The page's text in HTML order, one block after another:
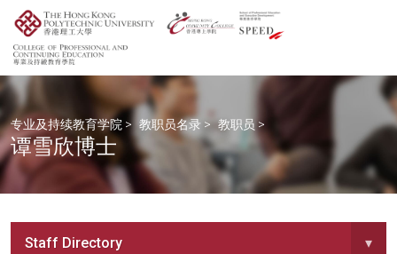
专业及持续教育学院 > 教职员名录 > 教职员 >
谭雪欣博士
Staff Directory ▾